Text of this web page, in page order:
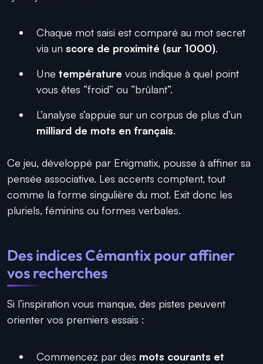
Chaque mot saisi est comparé au mot secret
via un score de proximité (sur 1000).
Une température vous indique à quel point
vous êtes “froid” ou “brûlant”.
L’analyse s’appuie sur un corpus de plus d’un
milliard de mots en français.
Ce jeu, développé par Enigmatix, pousse à affiner sa
pensée associative. Les accents comptent, tout
comme la forme singulière du mot. Exit donc les
pluriels, féminins ou formes verbales.
Des indices Cémantix pour affiner
vos recherches
Si l’inspiration vous manque, des pistes peuvent
orienter vos premiers essais :
Commencez par des mots courants et